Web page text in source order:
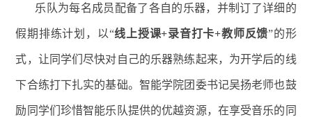
乐队为每名成员配备了各自的乐器，并制订了详细的
假期排练计划，以“线上授课+录音打卡+教师反馈”的形
式，让同学们尽快对自己的乐器熟练起来，为开学后的线
下合练打下扎实的基础。智能学院团委书记吴扬老师也鼓
励同学们珍惜智能乐队提供的优越资源，在享受音乐的同